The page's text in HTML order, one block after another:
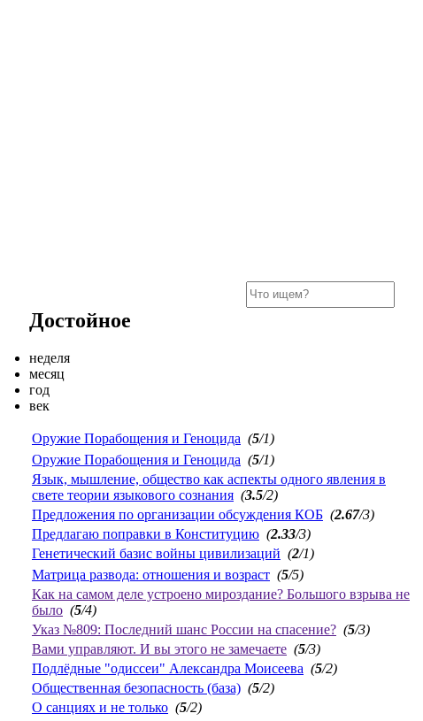
Достойное
неделя
месяц
год
век
Оружие Порабощения и Геноцида (5/1)
Оружие Порабощения и Геноцида (5/1)
Язык, мышление, общество как аспекты одного явления в
свете теории языкового сознания (3.5/2)
Предложения по организации обсуждения КОБ (2.67/3)
Предлагаю поправки в Конституцию (2.33/3)
Генетический базис войны цивилизаций (2/1)
Матрица развода: отношения и возраст (5/5)
Как на самом деле устроено мироздание? Большого взрыва не
было (5/4)
Указ №809: Последний шанс России на спасение? (5/3)
Вами управляют. И вы этого не замечаете (5/3)
Подлёдные "одиссеи" Александра Моисеева (5/2)
Общественная безопасность (база) (5/2)
О санциях и не только (5/2)